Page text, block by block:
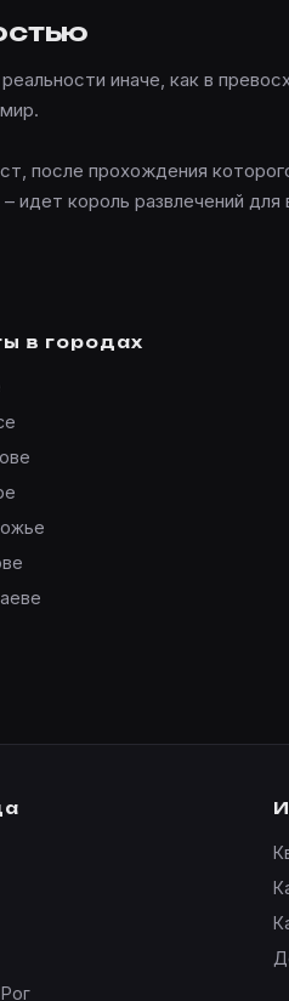
иначе, как в
после прохождения
король развлечений для
в городах